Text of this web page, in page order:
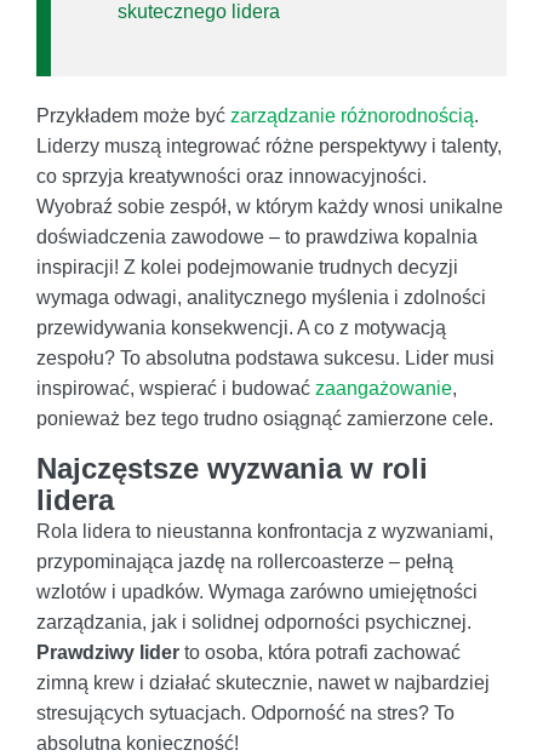
skutecznego lidera
Przykładem może być zarządzanie różnorodnością.
Liderzy muszą integrować różne perspektywy i talenty,
co sprzyja kreatywności oraz innowacyjności.
Wyobraź sobie zespół, w którym każdy wnosi unikalne
doświadczenia zawodowe – to prawdziwa kopalnia
inspiracji! Z kolei podejmowanie trudnych decyzji
wymaga odwagi, analitycznego myślenia i zdolności
przewidywania konsekwencji. A co z motywacją
zespołu? To absolutna podstawa sukcesu. Lider musi
inspirować, wspierać i budować zaangażowanie,
ponieważ bez tego trudno osiągnąć zamierzone cele.
Najczęstsze wyzwania w roli
lidera
Rola lidera to nieustanna konfrontacja z wyzwaniami,
przypominająca jazdę na rollercoasterze – pełną
wzlotów i upadków. Wymaga zarówno umiejętności
zarządzania, jak i solidnej odporności psychicznej.
Prawdziwy lider to osoba, która potrafi zachować
zimną krew i działać skutecznie, nawet w najbardziej
stresujących sytuacjach. Odporność na stres? To
absolutna konieczność!